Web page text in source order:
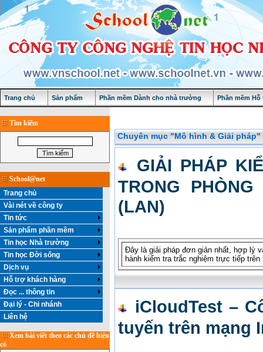
Trang chủ Sản phẩm Phần mềm Dành cho nhà trường Phần mềm
Tìm kiếm
School@net
Trang chủ
Vài nét về công ty
Tin tức
Sản phẩm phần mềm
Tin học Nhà trường
Tin học Đời sống
Dịch vụ
Hỗ trợ khách hàng
Đọc ... thông tin
Đại lý - Chi nhánh
Liên hệ
Xem bài viết theo các chủ đề hiện
có
Chuyên mục "Mô hình & Giải pháp"
GIẢI PHÁP
TRONG
(LAN)
Đây là giải pháp đơn giản nhất, hợp lý
hành kiểm tra trắc nghiệm trực tiếp
iCloudTest –
tuyến trên mạng